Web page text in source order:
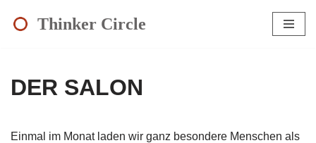
Thinker Circle
DER SALON
Einmal im Monat laden wir ganz besondere Menschen als